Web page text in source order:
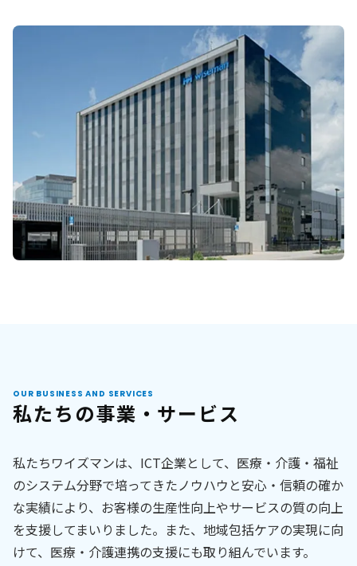
OUR BUSINESS AND SERVICES
私たちの事業・サービス
私たちワイズマンは、ICT企業として、医療・介護・福祉
のシステム分野で培ってきたノウハウと安心・信頼の確か
な実績により、お客様の生産性向上やサービスの質の向上
を支援してまいりました。また、地域包括ケアの実現に向
けて、医療・介護連携の支援にも取り組んでいます。